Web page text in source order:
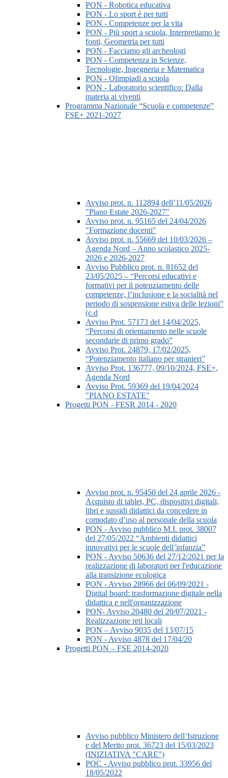
PON - Robotica educativa
PON - Lo sport è per tutti
PON - Competenze per la vita
PON - Più sport a scuola, Interpretiamo le
fonti, Geometria per tutti
PON - Facciamo gli archeologi
PON - Competenza in Scienze,
Tecnologie, Ingegneria e Matematica
PON - Olimpiadi a scuola
PON - Laboratorio scientifico: Dalla
materia ai viventi
Programma Nazionale “Scuola e competenze”
FSE+ 2021-2027
Avviso prot. n. 112894 dell’11/05/2026
"Piano Estate 2026-2027"
Avviso prot. n. 95165 del 24/04/2026
"Formazione docenti"
Avviso prot. n. 55669 del 10/03/2026 –
Agenda Nord – Anno scolastico 2025-
2026 e 2026-2027
Avviso Pubblico prot. n. 81652 del
23/05/2025 – “Percorsi educativi e
formativi per il potenziamento delle
competenze, l’inclusione e la socialità nel
periodo di sospensione estiva delle lezioni”
(c.d
Avviso Prot. 57173 del 14/04/2025,
“Percorsi di orientamento nelle scuole
secondarie di primo grado”
Avviso Prot. 24879, 17/02/2025,
“Potenziamento italiano per stranieri”
Avviso Prot. 136777, 09/10/2024, FSE+,
Agenda Nord
Avviso Prot. 59369 del 19/04/2024
"PIANO ESTATE"
Progetti PON - FESR 2014 - 2020
Avviso prot. n. 95450 del 24 aprile 2026 -
Acquisto di tablet, PC, dispositivi digitali,
libri e sussidi didattici da concedere in
comodato d’uso al personale della scuola
PON - Avviso pubblico M.I. prot. 38007
del 27/05/2022 “Ambienti didattici
innovativi per le scuole dell’infanzia”
PON - Avviso 50636 del 27/12/2021 per la
realizzazione di laboratori per l'educazione
alla transizione ecologica
PON - Avviso 28966 del 06/09/2021 -
Digital board: trasformazione digitale nella
didattica e nell'organizzazione
PON- Avviso 20480 del 20/07/2021 -
Realizzazione reti locali
PON – Avviso 9035 del 13/07/15
PON - Avviso 4878 del 17/04/20
Progetti PON – FSE 2014-2020
Avviso pubblico Ministero dell’Istruzione
e del Merito prot. 36723 del 15/03/2023
(INIZIATIVA "CARE")
POC - Avviso pubblico prot. 33956 del
18/05/2022